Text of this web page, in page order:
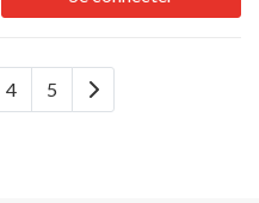
4 5